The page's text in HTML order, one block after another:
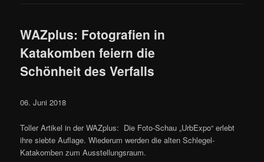
WAZplus: Fotografien in
Katakomben feiern die
Schönheit des Verfalls
06. Juni 2018
Toller Artikel in der WAZplus: Die Foto-Schau „UrbExpo“ erlebt
ihre siebte Auflage. Wiederum werden die alten Schlegel-
Katakomben zum Ausstellungsraum.